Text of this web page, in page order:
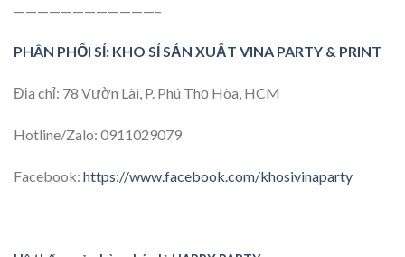
————————————–
PHÂN PHỐI SỈ: KHO SỈ SẢN XUẤT VINA PARTY & PRINT
Địa chỉ: 78 Vườn Lài, P. Phú Thọ Hòa, HCM
Hotline/Zalo: 0911029079
Facebook: https://www.facebook.com/khosivinaparty